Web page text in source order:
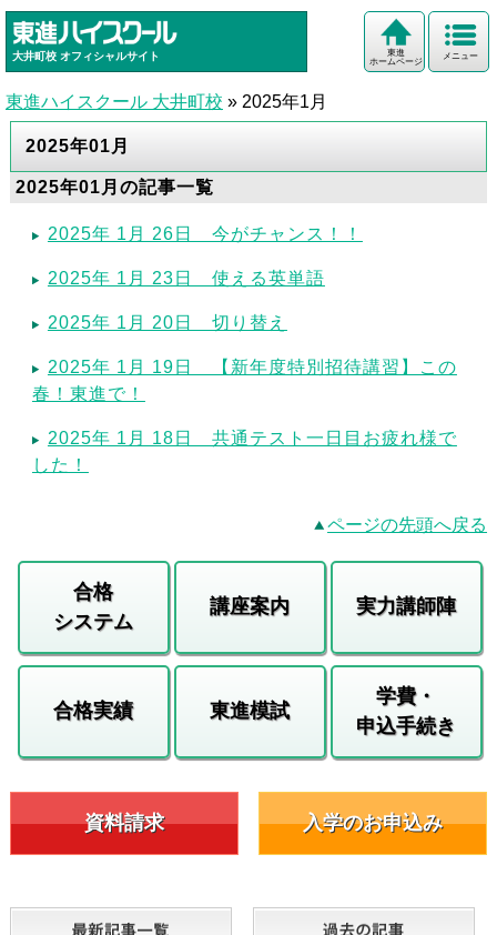
大井町校 オフィシャルサイト メニュー
東進
ホームページ
東進ハイスクール 大井町校 » 2025年1月
2025年01月
2025年01月の記事一覧
2025年 1月 26日 今がチャンス！！
2025年 1月 23日 使える英単語
2025年 1月 20日 切り替え
2025年 1月 19日 【新年度特別招待講習】この
春！東進で！
2025年 1月 18日 共通テスト一日目お疲れ様で
した！
ページの先頭へ戻る
合格
システム
講座案内 実力講師陣
合格実績 東進模試
学費・
申込手続き
資料請求 入学のお申込み
最新記事一覧